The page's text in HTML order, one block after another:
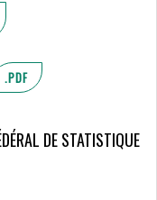
.PDF
DE STATISTIQUE